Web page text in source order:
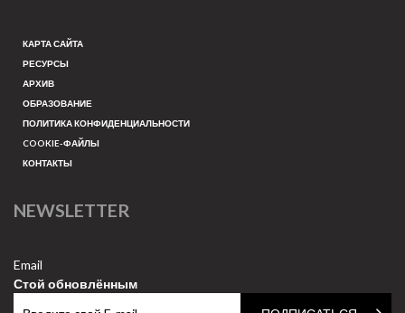
КАРТА САЙТА
РЕСУРСЫ
АРХИВ
ОБРАЗОВАНИЕ
ПОЛИТИКА КОНФИДЕНЦИАЛЬНОСТИ
COOKIE-ФАЙЛЫ
КОНТАКТЫ
NEWSLETTER
Email
Стой обновлённым